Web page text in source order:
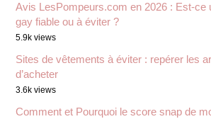
Avis LesPompeurs.com en 2026 : Est-ce
gay fiable ou à éviter ?
5.9k views
Sites de vêtements à éviter : repérer les
d’acheter
3.6k views
Comment et Pourquoi le score snap de